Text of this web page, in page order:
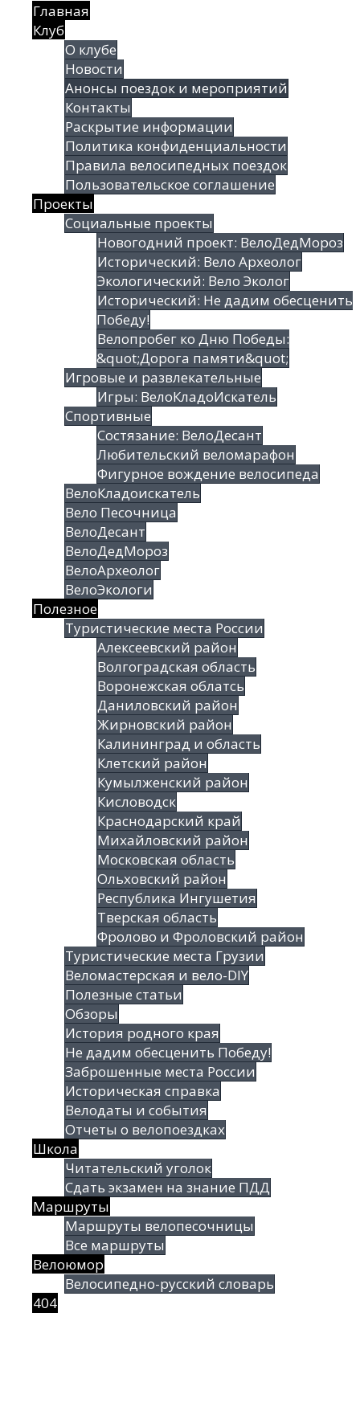
Главная
Клуб
О клубе
Новости
Анонсы поездок и мероприятий
Контакты
Раскрытие информации
Политика конфиденциальности
Правила велосипедных поездок
Пользовательское соглашение
Проекты
Социальные проекты
Новогодний проект: ВелоДедМороз
Исторический: Вело Археолог
Экологический: Вело Эколог
Исторический: Не дадим обесценить
Победу!
Велопробег ко Дню Победы:
&quot;Дорога памяти&quot;
Игровые и развлекательные
Игры: ВелоКладоИскатель
Спортивные
Состязание: ВелоДесант
Любительский веломарафон
Фигурное вождение велосипеда
ВелоКладоискатель
Вело Песочница
ВелоДесант
ВелоДедМороз
ВелоАрхеолог
ВелоЭкологи
Полезное
Туристические места России
Алексеевский район
Волгоградская облаcть
Воронежская облатсь
Даниловский район
Жирновский район
Калининград и область
Клетский район
Кумылженский район
Кисловодск
Краснодарский край
Михайловский район
Московская область
Ольховский район
Республика Ингушетия
Тверская область
Фролово и Фроловский район
Туристические места Грузии
Веломастерская и вело-DIY
Полезные статьи
Обзоры
История родного края
Не дадим обесценить Победу!
Заброшенные места России
Историческая справка
Велодаты и события
Отчеты о велопоездках
Школа
Читательский уголок
Сдать экзамен на знание ПДД
Маршруты
Маршруты велопесочницы
Все маршруты
Велоюмор
Велосипедно-русский словарь
404